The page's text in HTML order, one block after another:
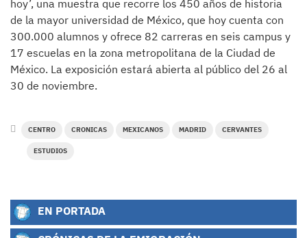
hoy’, una muestra que recorre los 450 años de historia
de la mayor universidad de México, que hoy cuenta con
300.000 alumnos y ofrece 82 carreras en seis campus y
17 escuelas en la zona metropolitana de la Ciudad de
México. La exposición estará abierta al público del 26 al
30 de noviembre.
CENTRO CRONICAS MEXICANOS MADRID CERVANTES
ESTUDIOS
EN PORTADA